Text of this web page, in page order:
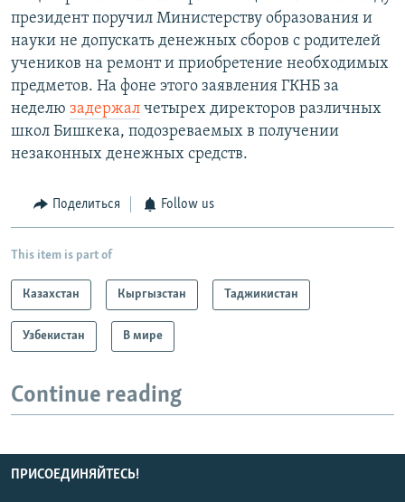
президент поручил Министерству образования и
науки не допускать денежных сборов с родителей
учеников на ремонт и приобретение необходимых
предметов. На фоне этого заявления ГКНБ за
неделю задержал четырех директоров различных
школ Бишкека, подозреваемых в получении
незаконных денежных средств.
Поделиться Follow us
This item is part of
Казахстан Кыргызстан Таджикистан
Узбекистан В мире
Continue reading
ПРИСОЕДИНЯЙТЕСЬ!